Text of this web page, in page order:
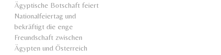
Ägyptische Botschaft feiert
Nationalfeiertag und
bekräftigt die enge
Freundschaft zwischen
Ägypten und Österreich